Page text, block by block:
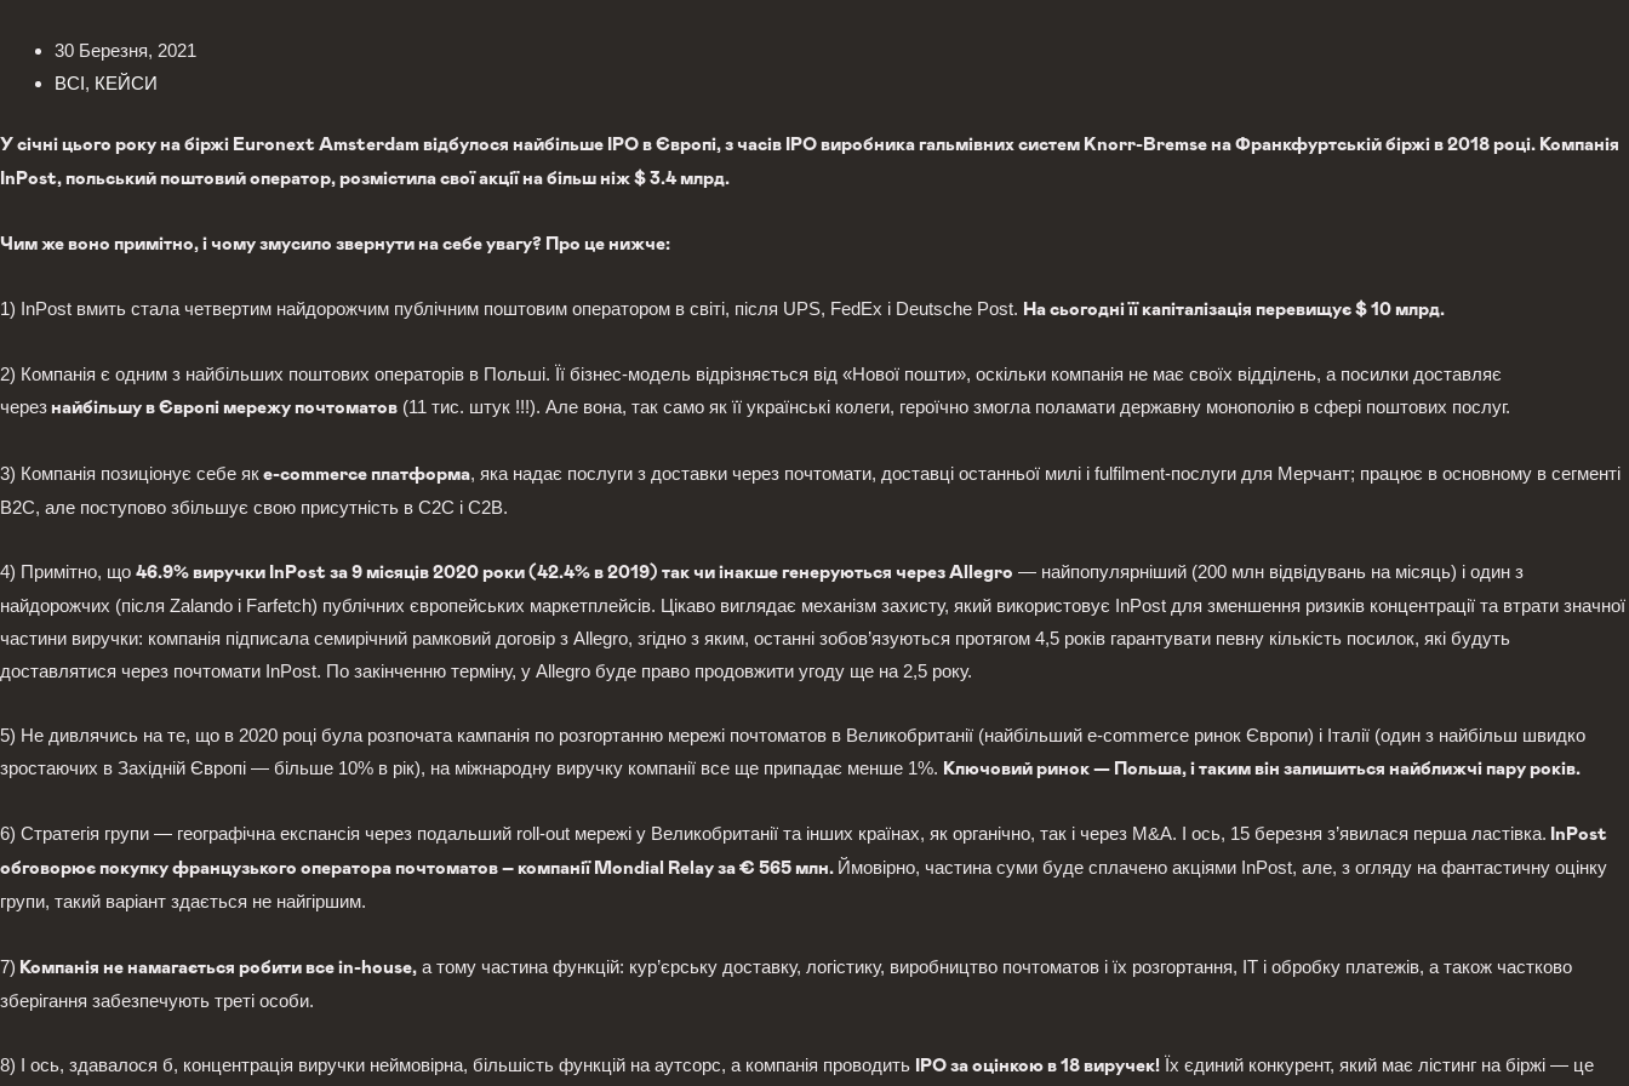
30 Березня, 2021
ВСІ, КЕЙСИ
У січні цього року на біржі Euronext Amsterdam відбулося найбільше IPO в Європі, з часів IPO виробника гальмівних систем Knorr-Bremse на Франкфуртській біржі в 2018 році. Компанія
InPost, польський поштовий оператор, розмістила свої акції на більш ніж $ 3.4 млрд.
Чим же воно примітно, і чому змусило звернути на себе увагу? Про це нижче:
1) InPost вмить стала четвертим найдорожчим публічним поштовим оператором в світі, після UPS, FedEx і Deutsche Post. На сьогодні її капіталізація перевищує $ 10 млрд.
2) Компанія є одним з найбільших поштових операторів в Польші. Її бізнес-модель відрізняється від «Нової пошти», оскільки компанія не має своїх відділень, а посилки доставляє
через найбільшу в Європі мережу почтоматов (11 тис. штук !!!). Але вона, так само як її українські колеги, героїчно змогла поламати державну монополію в сфері поштових послуг.
3) Компанія позиціонує себе як e-commerce платформа, яка надає послуги з доставки через почтомати, доставці останньої милі і fulfilment-послуги для Мерчант; працює в основному в сегменті
B2C, але поступово збільшує свою присутність в C2C і C2B.
4) Примітно, що 46.9% виручки InPost за 9 місяців 2020 роки (42.4% в 2019) так чи інакше генеруються через Allegro — найпопулярніший (200 млн відвідувань на місяць) і один з
найдорожчих (після Zalando і Farfetch) публічних європейських маркетплейсів. Цікаво виглядає механізм захисту, який використовує InPost для зменшення ризиків концентрації та втрати значної
частини виручки: компанія підписала семирічний рамковий договір з Allegro, згідно з яким, останні зобов’язуються протягом 4,5 років гарантувати певну кількість посилок, які будуть
доставлятися через почтомати InPost. По закінченню терміну, у Allegro буде право продовжити угоду ще на 2,5 року.
5) Не дивлячись на те, що в 2020 році була розпочата кампанія по розгортанню мережі почтоматов в Великобританії (найбільший e-commerce ринок Європи) і Італії (один з найбільш швидко
зростаючих в Західній Європі — більше 10% в рік), на міжнародну виручку компанії все ще припадає менше 1%. Ключовий ринок — Польша, і таким він залишиться найближчі пару років.
6) Стратегія групи — географічна експансія через подальший roll-out мережі у Великобританії та інших країнах, як органічно, так і через M&A. І ось, 15 березня з’явилася перша ластівка. InPost
обговорює покупку французького оператора почтоматов – компанії Mondial Relay за € 565 млн. Ймовірно, частина суми буде сплачено акціями InPost, але, з огляду на фантастичну оцінку
групи, такий варіант здається не найгіршим.
7) Компанія не намагається робити все in-house, а тому частина функцій: кур’єрську доставку, логістику, виробництво почтоматов і їх розгортання, IT і обробку платежів, а також частково
зберігання забезпечують треті особи.
8) І ось, здавалося б, концентрація виручки неймовірна, більшість функцій на аутсорс, а компанія проводить IPO за оцінкою в 18 виручек! Їх єдиний конкурент, який має лістинг на біржі — це